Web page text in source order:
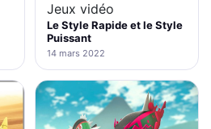
Jeux vidéo
Le Style Rapide et le Style
Puissant
14 mars 2022